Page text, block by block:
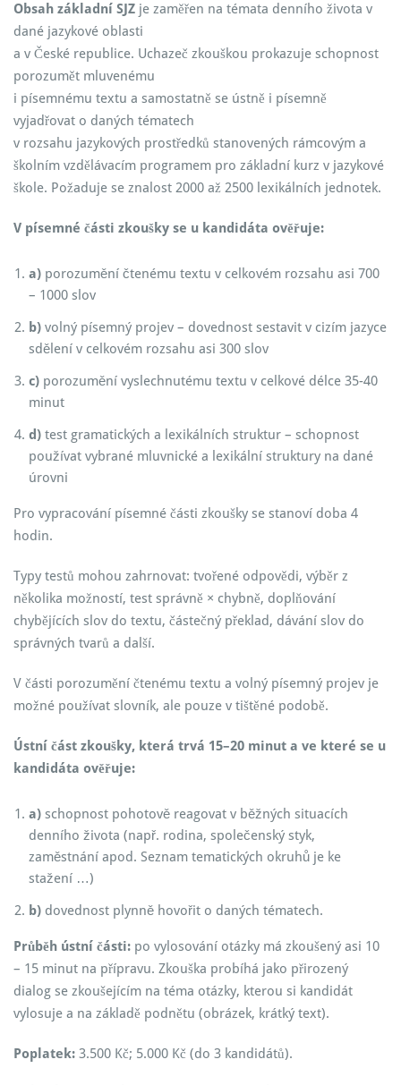
Obsah základní SJZ je zaměřen na témata denního života v
dané jazykové oblasti
a v České republice. Uchazeč zkouškou prokazuje schopnost
porozumět mluvenému
i písemnému textu a samostatně se ústně i písemně
vyjadřovat o daných tématech
v rozsahu jazykových prostředků stanovených rámcovým a
školním vzdělávacím programem pro základní kurz v jazykové
škole. Požaduje se znalost 2000 až 2500 lexikálních jednotek.
V písemné části zkoušky se u kandidáta ověřuje:
a) porozumění čtenému textu v celkovém rozsahu asi 700
– 1000 slov
b) volný písemný projev – dovednost sestavit v cizím jazyce
sdělení v celkovém rozsahu asi 300 slov
c) porozumění vyslechnutému textu v celkové délce 35-40
minut
d) test gramatických a lexikálních struktur – schopnost
používat vybrané mluvnické a lexikální struktury na dané
úrovni
Pro vypracování písemné části zkoušky se stanoví doba 4
hodin.
Typy testů mohou zahrnovat: tvořené odpovědi, výběr z
několika možností, test správně × chybně, doplňování
chybějících slov do textu, částečný překlad, dávání slov do
správných tvarů a další.
V části porozumění čtenému textu a volný písemný projev je
možné používat slovník, ale pouze v tištěné podobě.
Ústní část zkoušky, která trvá 15–20 minut a ve které se u
kandidáta ověřuje:
a) schopnost pohotově reagovat v běžných situacích
denního života (např. rodina, společenský styk,
zaměstnání apod. Seznam tematických okruhů je ke
stažení …)
b) dovednost plynně hovořit o daných tématech.
Průběh ústní části: po vylosování otázky má zkoušený asi 10
– 15 minut na přípravu. Zkouška probíhá jako přirozený
dialog se zkoušejícím na téma otázky, kterou si kandidát
vylosuje a na základě podnětu (obrázek, krátký text).
Poplatek: 3.500 Kč; 5.000 Kč (do 3 kandidátů).